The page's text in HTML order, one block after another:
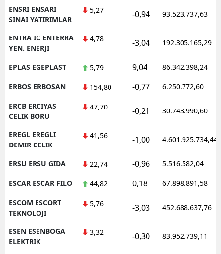
ENSRI ENSARI
SINAI YATIRIMLAR
5,27 -0,94 93.523.737,63
ENTRA IC ENTERRA
YEN. ENERJI
4,78 -3,04 192.305.165,29
EPLAS EGEPLAST 5,79 9,04 86.342.398,24
ERBOS ERBOSAN 154,80 -0,77 6.250.772,60
ERCB ERCIYAS
CELIK BORU
47,70 -0,21 30.743.990,60
EREGL EREGLI
DEMIR CELIK
41,56 -1,00 4.601.925.734,44
ERSU ERSU GIDA 22,74 -0,96 5.516.582,04
ESCAR ESCAR FILO 44,82 0,18 67.898.891,58
ESCOM ESCORT
TEKNOLOJI
5,76 -3,03 452.688.637,76
ESEN ESENBOGA
ELEKTRIK
3,32 -0,30 83.952.739,11